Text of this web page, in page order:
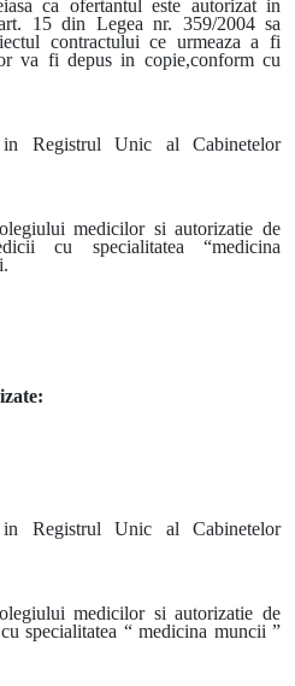
ca ofertantul este autorizat in
15 din Legea nr. 359/2004 sa
contractului ce urmeaza a fi
va fi depus in copie,conform cu
Registrul Unic al Cabinetelor
medicilor si autorizatie de
cu specialitatea “medicina
Registrul Unic al Cabinetelor
medicilor si autorizatie de
specialitatea “ medicina muncii ”